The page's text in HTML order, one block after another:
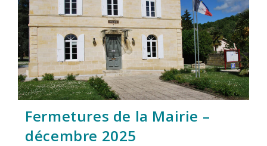
Fermetures de la Mairie –
décembre 2025